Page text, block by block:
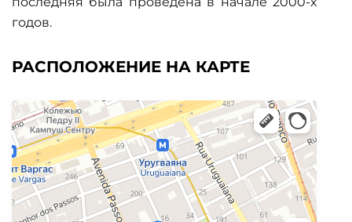
годов.
РАСПОЛОЖЕНИЕ НА КАРТЕ